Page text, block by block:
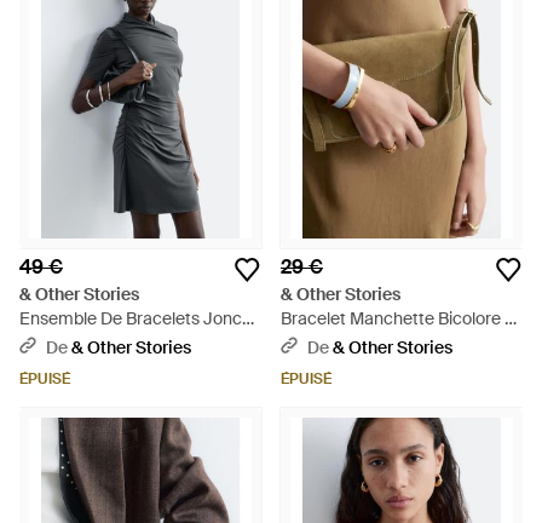
49 €
& Other Stories
Ensemble De Bracelets Jonc
Tubulaires - Gris
De& Other Stories
ÉPUISÉ
29 €
& Other Stories
Bracelet Manchette Bicolore -
BleuDe& Other Stories
ÉPUISÉ